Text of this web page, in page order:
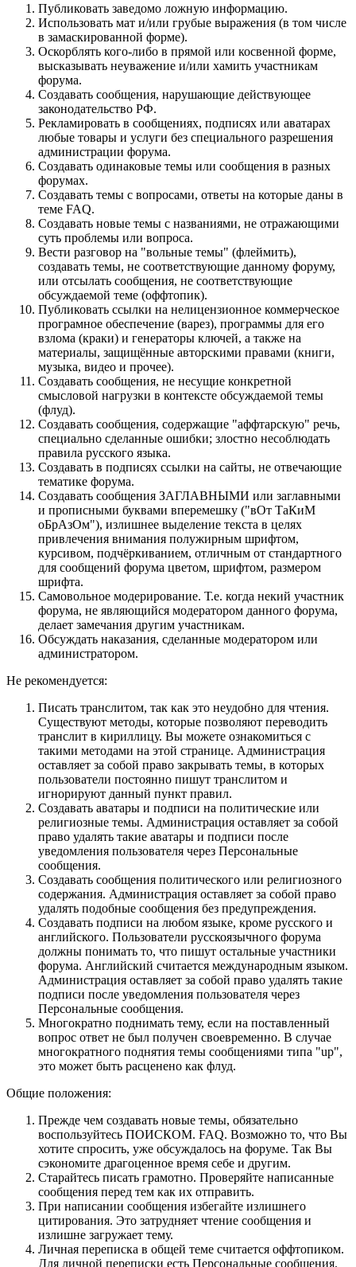
Публиковать заведомо ложнyю инфоpмацию.
Использовать мат и/или грубые выражения (в том числе
в замаскированной форме).
Оскорблять кого-либо в прямой или косвенной форме,
высказывать неуважение и/или хамить участникам
форума.
Создавать сообщения, наpyшающие действyющее
законодательство РФ.
Рекламировать в сообщениях, подписях или аватарах
любые товары и услуги без специального разрешения
администрации форума.
Создавать одинаковые темы или сообщения в разных
форумах.
Создавать темы с вопросами, ответы на которые даны в
теме FAQ.
Создавать новые темы с названиями, не отражающими
суть проблемы или вопроса.
Вести разговор на "вольные темы" (флеймить),
создавать темы, не соответствующие данному форуму,
или отсылать сообщения, не соответствующие
обсуждаемой теме (оффтопик).
Публиковать ссылки на нелицензионное коммерческое
програмное обеспечение (варез), программы для его
взлома (краки) и генераторы ключей, а также на
материалы, защищённые авторскими правами (книги,
музыка, видео и прочее).
Создавать сообщения, не несущие конкретной
смысловой нагрузки в контексте обсуждаемой темы
(флуд).
Создавать сообщения, содержащие "аффтарскую" речь,
специально сделанные ошибки; злостно несоблюдать
правила русского языка.
Создавать в подписях ссылки на сайты, не отвечающие
тематике форума.
Cоздавать сообщения ЗАГЛАВНЫМИ или заглавными
и прописными буквами вперемешку ("вОт ТаКиМ
оБрАзОм"), излишнее выделение текста в целях
привлечения внимания полужирным шрифтом,
курсивом, подчёркиванием, отличным от стандартного
для сообщений форума цветом, шрифтом, размером
шрифта.
Самовольное модерирование. Т.е. когда некий участник
форума, не являющийся модератором данного форума,
делает замечания другим участникам.
Обсуждать наказания, сделанные модератором или
администратором.
Не рекомендуется:
Писать транслитом, так как это неудобно для чтения.
Существуют методы, которые позволяют переводить
транслит в кириллицу. Вы можете ознакомиться с
такими методами на этой странице. Администрация
оставляет за собой право закрывать темы, в которых
пользователи постоянно пишут транслитом и
игнорируют данный пункт правил.
Создавать аватары и подписи на политические или
религиозные темы. Администрация оставляет за собой
право удалять такие аватары и подписи после
уведомления пользователя через Персональные
сообщения.
Создавать сообщения политического или религиозного
содержания. Администрация оставляет за собой право
удалять подобные сообщения без предупреждения.
Создавать подписи на любом языке, кроме русского и
английского. Пользователи русскоязычного форума
должны понимать то, что пишут остальные участники
форума. Английский считается международным языком.
Администрация оставляет за собой право удалять такие
подписи после уведомления пользователя через
Персональные сообщения.
Многократно поднимать тему, если на поставленный
вопрос ответ не был получен своевременно. В случае
многократного поднятия темы сообщениями типа "up",
это может быть расценено как флуд.
Общие положения:
Прежде чем создавать новые темы, обязательно
воспользуйтесь ПОИСКОМ. FAQ. Возможно то, что Вы
хотите спросить, уже обсуждалось на форуме. Так Вы
сэкономите драгоценное время себе и другим.
Старайтесь писать грамотно. Проверяйте написанные
сообщения перед тем как их отправить.
При написании сообщения избегайте излишнего
цитирования. Это затрудняет чтение сообщения и
излишне загружает тему.
Личная переписка в общей теме считается оффтопиком.
Для личной переписки есть Персональные сообщения.